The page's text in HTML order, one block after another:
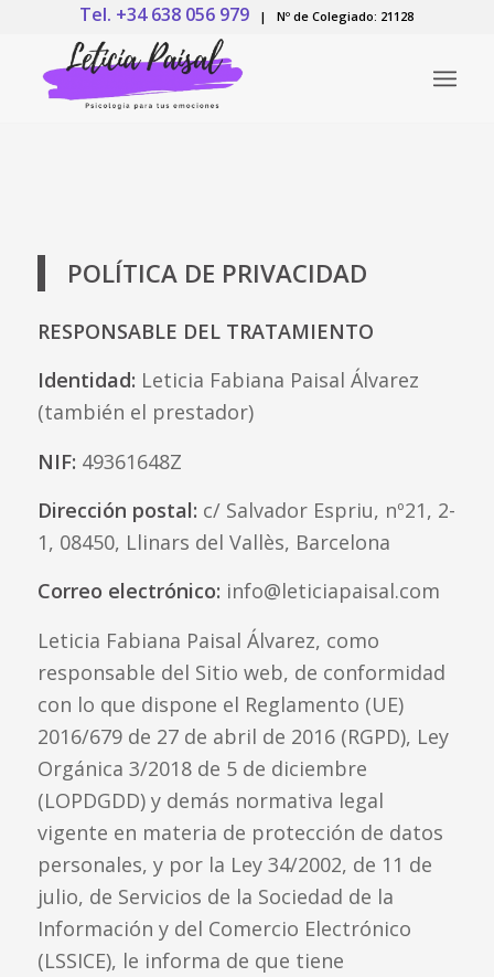
Tel. +34 638 056 979 | Nº de Colegiado: 21128
POLÍTICA DE PRIVACIDAD
RESPONSABLE DEL TRATAMIENTO
Identidad: Leticia Fabiana Paisal Álvarez
(también el prestador)
NIF: 49361648Z
Dirección postal: c/ Salvador Espriu, nº21, 2-
1, 08450, Llinars del Vallès, Barcelona
Correo electrónico: info@leticiapaisal.com
Leticia Fabiana Paisal Álvarez, como
responsable del Sitio web, de conformidad
con lo que dispone el Reglamento (UE)
2016/679 de 27 de abril de 2016 (RGPD), Ley
Orgánica 3/2018 de 5 de diciembre
(LOPDGDD) y demás normativa legal
vigente en materia de protección de datos
personales, y por la Ley 34/2002, de 11 de
julio, de Servicios de la Sociedad de la
Información y del Comercio Electrónico
(LSSICE), le informa de que tiene